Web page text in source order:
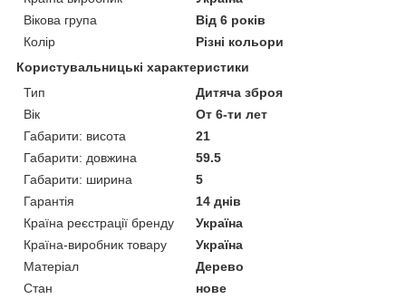
Вікова група
Від 6 років
Колір
Різні кольори
Користувальницькі характеристики
Тип
Дитяча зброя
Вік
От 6-ти лет
Габарити: висота
21
Габарити: довжина
59.5
Габарити: ширина
5
Гарантія
14 днів
Країна реєстрації бренду
Україна
Країна-виробник товару
Україна
Матеріал
Дерево
Стан
нове